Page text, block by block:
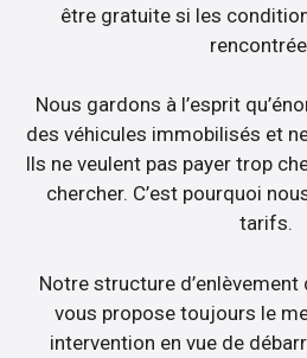
être gratuite si les
Nous gardons à l’esprit
des véhicules immobilisés et
Ils ne veulent pas payer trop
chercher. C’est pourquoi
tarifs.
Notre structure d’enlèvement
vous propose toujours le
intervention en vue de